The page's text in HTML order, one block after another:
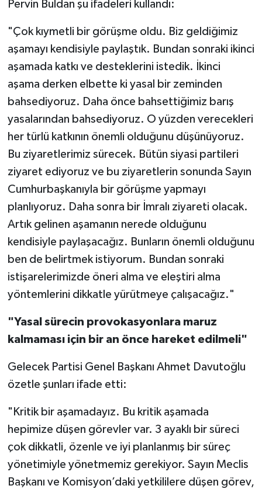
Pervin Buldan şu ifadeleri kullandı:
"Çok kıymetli bir görüşme oldu. Biz geldiğimiz
aşamayı kendisiyle paylaştık. Bundan sonraki ikinci
aşamada katkı ve desteklerini istedik. İkinci
aşama derken elbette ki yasal bir zeminden
bahsediyoruz. Daha önce bahsettiğimiz barış
yasalarından bahsediyoruz. O yüzden verecekleri
her türlü katkının önemli olduğunu düşünüyoruz.
Bu ziyaretlerimiz sürecek. Bütün siyasi partileri
ziyaret ediyoruz ve bu ziyaretlerin sonunda Sayın
Cumhurbaşkanıyla bir görüşme yapmayı
planlıyoruz. Daha sonra bir İmralı ziyareti olacak.
Artık gelinen aşamanın nerede olduğunu
kendisiyle paylaşacağız. Bunların önemli olduğunu
ben de belirtmek istiyorum. Bundan sonraki
istişarelerimizde öneri alma ve eleştiri alma
yöntemlerini dikkatle yürütmeye çalışacağız."
"Yasal sürecin provokasyonlara maruz
kalmaması için bir an önce hareket edilmeli"
Gelecek Partisi Genel Başkanı Ahmet Davutoğlu
özetle şunları ifade etti:
"Kritik bir aşamadayız. Bu kritik aşamada
hepimize düşen görevler var. 3 ayaklı bir süreci
çok dikkatli, özenle ve iyi planlanmış bir süreç
yönetimiyle yönetmemiz gerekiyor. Sayın Meclis
Başkanı ve Komisyon’daki yetkililere düşen görev,